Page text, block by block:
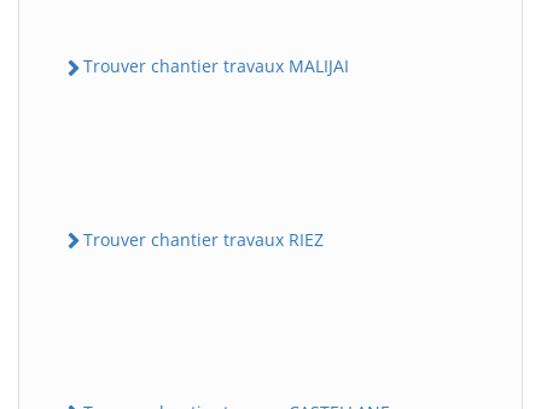
Trouver chantier travaux MALIJAI
Trouver chantier travaux RIEZ